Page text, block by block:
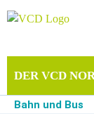
DER VCD
Bahn und Bus